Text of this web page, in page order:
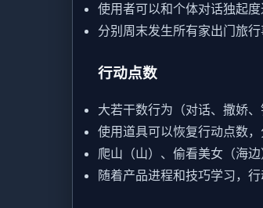
使用者可以和个体对话独起
分别周末发生所有家出门旅行
行动点数
大若干数行为（对话、撒娇
使用道具可以恢复行动点数
爬山（山）、偷看美女（海
随着产品进程和技巧学习，行